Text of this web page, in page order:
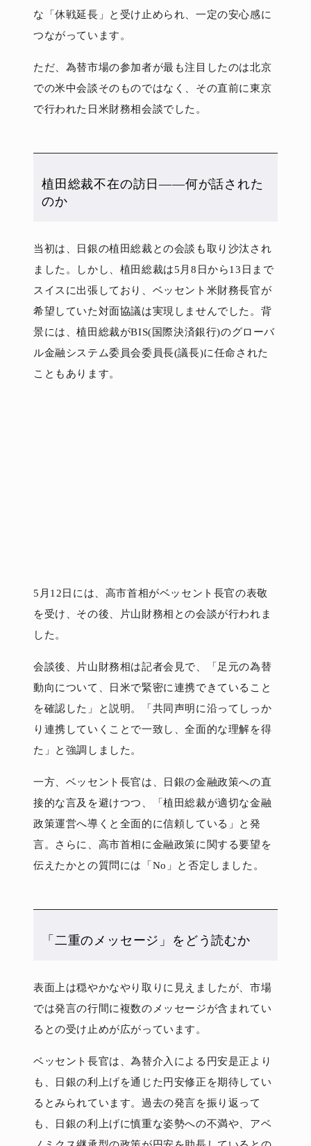
な「休戦延長」と受け止められ、一定の安心感に
つながっています。
ただ、為替市場の参加者が最も注目したのは北京
での米中会談そのものではなく、その直前に東京
で行われた日米財務相会談でした。
植田総裁不在の訪日――何が話された
のか
当初は、日銀の植田総裁との会談も取り沙汰され
ました。しかし、植田総裁は5月8日から13日まで
スイスに出張しており、ベッセント米財務長官が
希望していた対面協議は実現しませんでした。背
景には、植田総裁がBIS(国際決済銀行)のグローバ
ル金融システム委員会委員長(議長)に任命された
こともあります。
5月12日には、高市首相がベッセント長官の表敬
を受け、その後、片山財務相との会談が行われま
した。
会談後、片山財務相は記者会見で、「足元の為替
動向について、日米で緊密に連携できていること
を確認した」と説明。「共同声明に沿ってしっか
り連携していくことで一致し、全面的な理解を得
た」と強調しました。
一方、ベッセント長官は、日銀の金融政策への直
接的な言及を避けつつ、「植田総裁が適切な金融
政策運営へ導くと全面的に信頼している」と発
言。さらに、高市首相に金融政策に関する要望を
伝えたかとの質問には「No」と否定しました。
「二重のメッセージ」をどう読むか
表面上は穏やかなやり取りに見えましたが、市場
では発言の行間に複数のメッセージが含まれてい
るとの受け止めが広がっています。
ベッセント長官は、為替介入による円安是正より
も、日銀の利上げを通じた円安修正を期待してい
るとみられています。過去の発言を振り返って
も、日銀の利上げに慎重な姿勢への不満や、アベ